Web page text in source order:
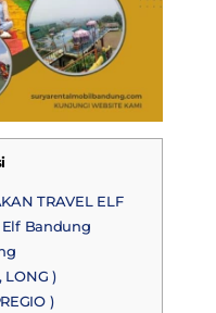
TRAVEL ELF
Elf Bandung
LONG )
)